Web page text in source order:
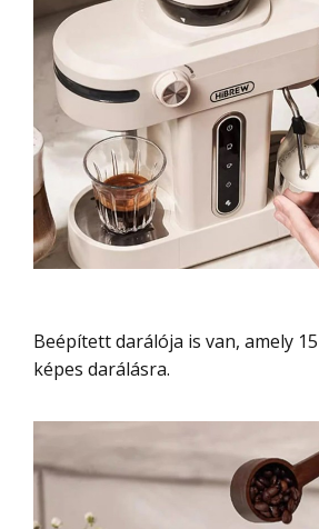
Beépített darálója is van, amely 15 szemcsemérettel
képes darálásra.